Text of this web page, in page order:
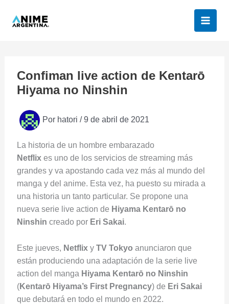
Confiman live action de Kentarō
Hiyama no Ninshin
Por hatori /9 de abril de 2021
La historia de un hombre embarazado
Netflixes uno de los servicios de streaming más
grandes y va apostando cada vez más al mundo del
manga y del anime. Esta vez, ha puesto su mirada a
una historia un tanto particular. Se propone una
nueva serie live action de Hiyama Kentarō no
Ninshin creado porEri Sakai.
Este jueves, Netflix y TV Tokyo anunciaron que
están produciendo una adaptación de la serie live
action del manga Hiyama Kentarō no Ninshin
(Kentarō Hiyama’s First Pregnancy) de Eri Sakai
que debutará en todo el mundo en 2022.